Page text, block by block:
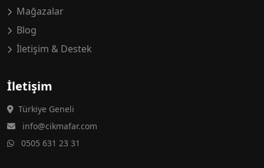
Mağazalar
Blog
İletişim & Destek
İletişim
Türkiye Geneli
info@cikmafar.com
0505 631 23 31